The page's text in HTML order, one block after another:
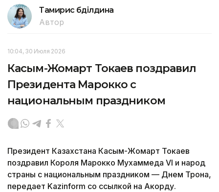
Тамирис Әбділдина
Автор
10:04, 30 Июля 2026
Касым-Жомарт Токаев поздравил
Президента Марокко с
национальным праздником
Президент Казахстана Касым-Жомарт Токаев
поздравил Короля Марокко Мухаммеда VI и народ
страны с национальным праздником — Днем Трона,
передает Kazinform со ссылкой на Акорду.